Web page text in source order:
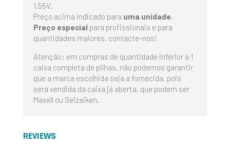
1,55V.
Preço acima indicado para uma unidade.
Preço especial para profissionais e para
quantidades maiores, contacte-nos!
Atenção: em compras de quantidade inferior a 1
caixa completa de pilhas, não podemos garantir
que a marca escolhida seja a fornecida, pois
será vendida da caixa já aberta, que podem ser
Maxell ou Seizaiken.
REVIEWS